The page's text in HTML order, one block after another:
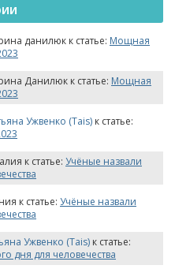
данилюк к статье: Мощная
Данилюк к статье: Мощная
Ужвенко (Tais) к статье:
к статье: Учёные назвали
к статье: Учёные назвали
Ужвенко (Tais) к статье:
дня для человечества